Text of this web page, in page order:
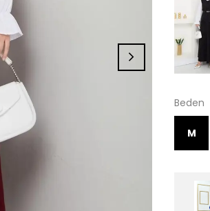
Beden
M